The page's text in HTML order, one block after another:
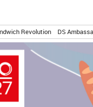
Revolution DS